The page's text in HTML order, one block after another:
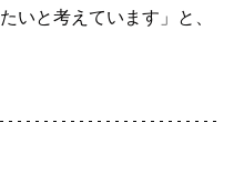
いと考えています」と、